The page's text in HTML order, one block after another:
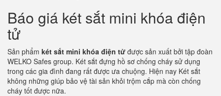
Báo giá két sắt mini khóa điện
tử
Sản phẩm két sắt mini khóa điện tử được sản xuất bởi tập đoàn
WELKO Safes group. Két sắt đựng hồ sơ chống cháy sử dụng
trong các gia đình đang rất được ưa chuộng. Hiện nay Két sắt
không những giúp bảo vệ tài sản khỏi trộm cắp mà còn chống
cháy tốt được nữa.